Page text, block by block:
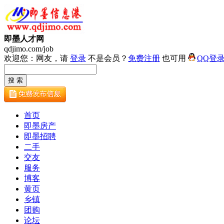
即墨人才网
qdjimo.com/job
欢迎您：网友，请 登录 不是会员？ 免费注册 也可用 QQ登
首页
即墨房产
即墨招聘
二手
交友
服务
博客
黄页
乡镇
团购
论坛